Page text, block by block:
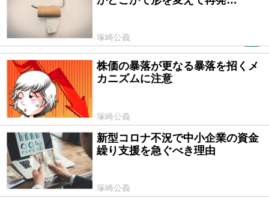
塚崎公義
2020/03/02
株価の暴落が更なる暴落を招くメ
カニズムに注意
塚崎公義
2020/02/28
新型コロナ不況で中小企業の資金
繰り支援を急ぐべき理由
塚崎公義